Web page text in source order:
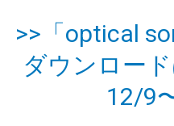
>>「optical
ダウンロー
12/9